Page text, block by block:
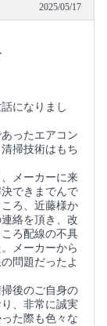
2025/05/17
になりまし
ったエアコン
掃技術はもち
メーカーに来
できまでんで
ろ、近藤様か
絡を頂き、改
ろ配線の不具
メーカーから
問題だったよ
後のご自身の
、非常に誠実
た際も色々な